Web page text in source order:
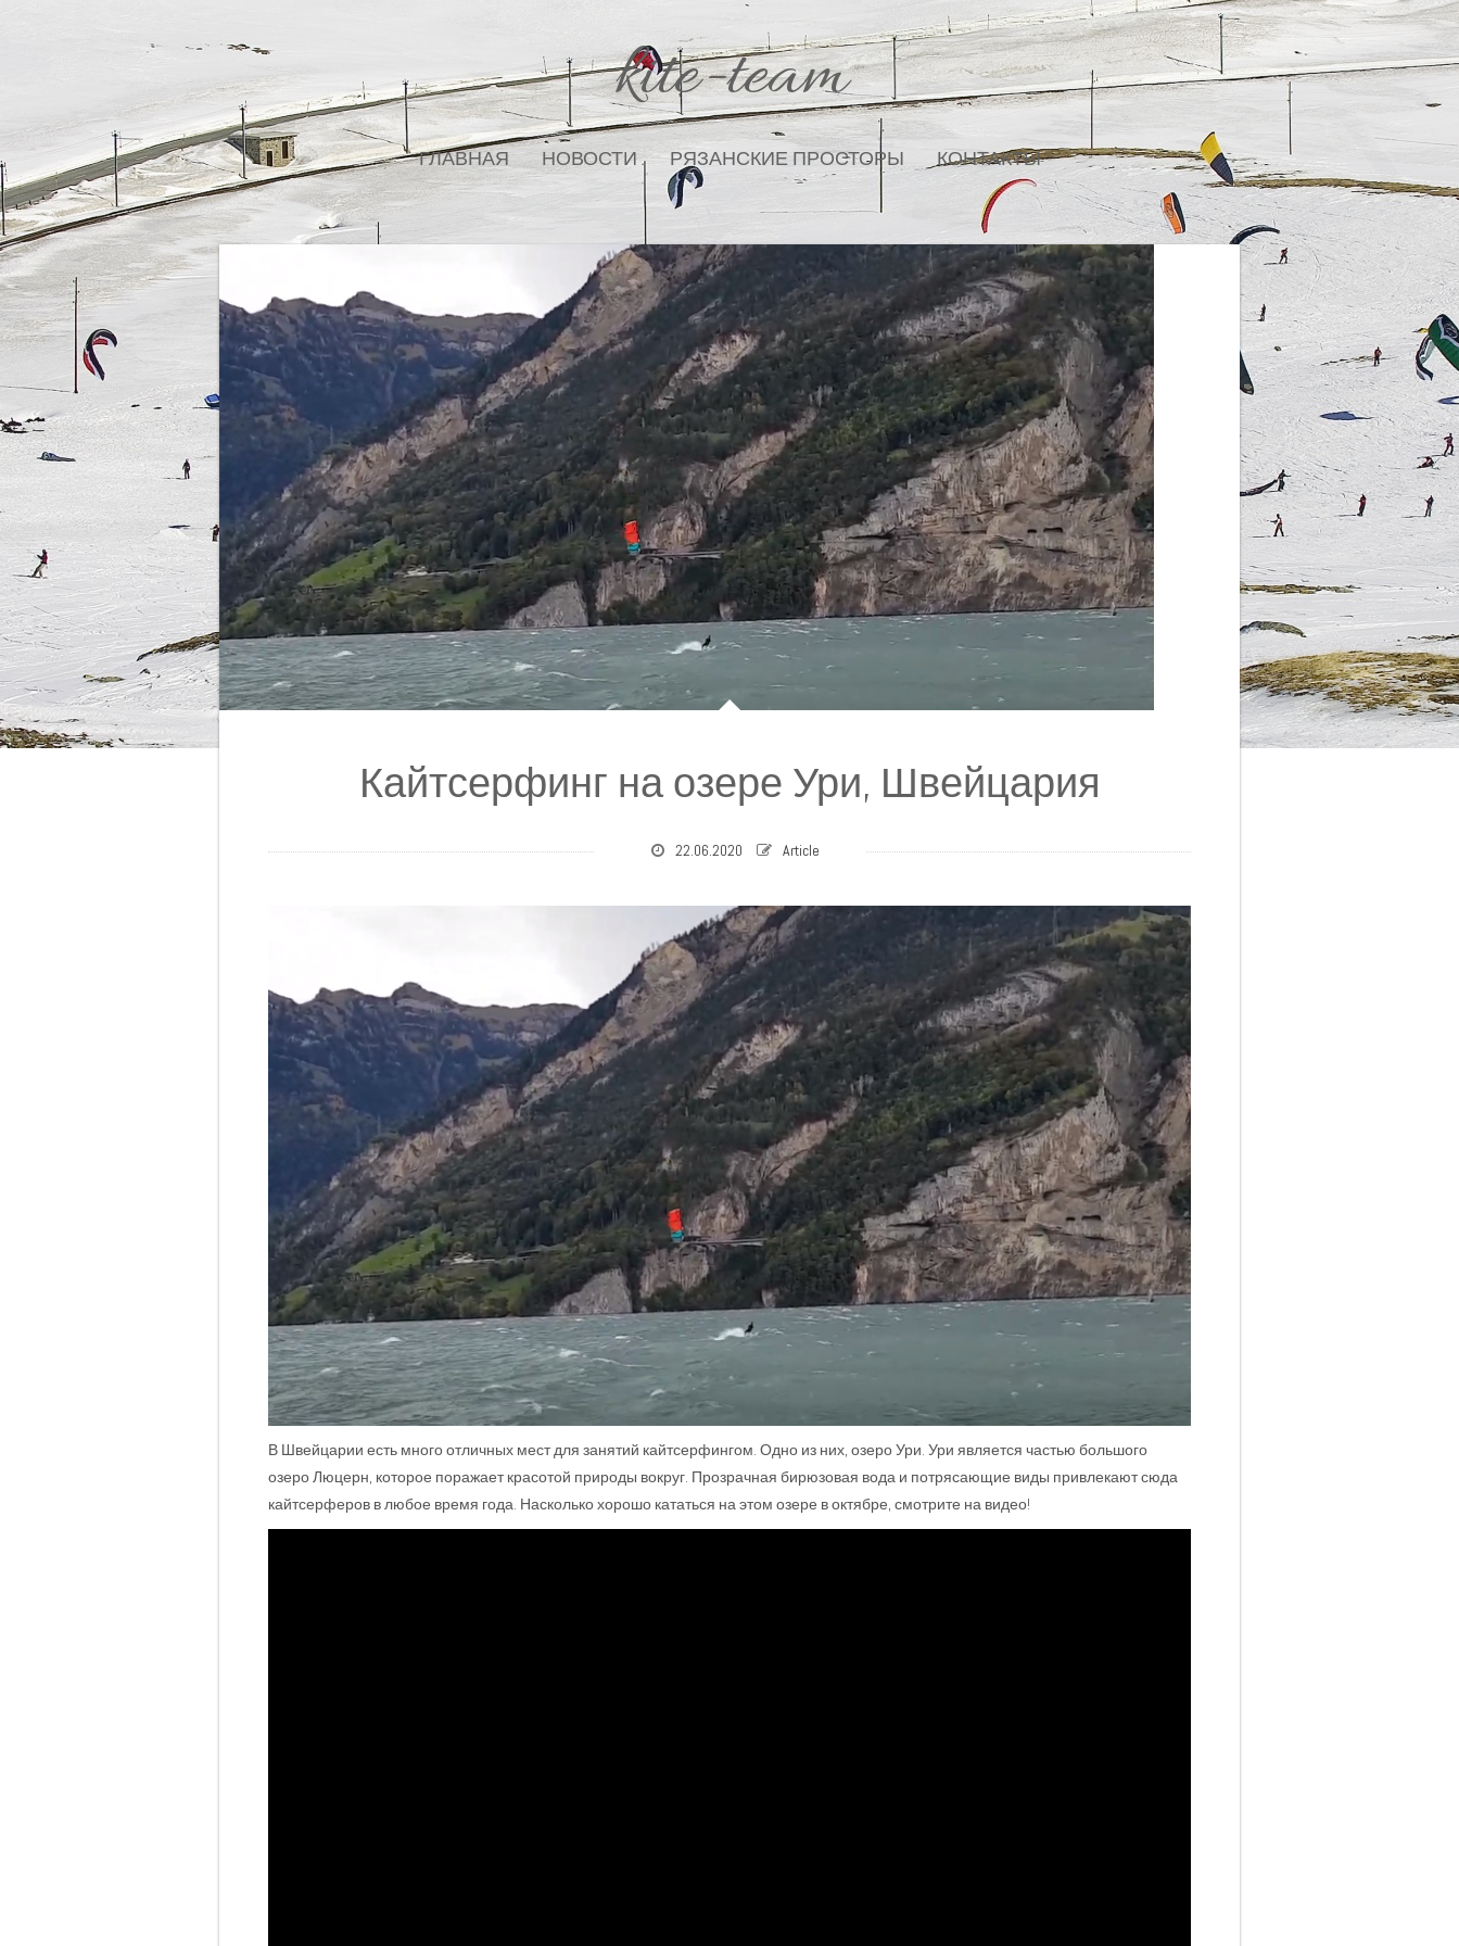
kite-team
ГЛАВНАЯ НОВОСТИ РЯЗАНСКИЕ ПРОСТОРЫ КОНТАКТЫ
Кайтсерфинг на озере Ури, Швейцария
22.06.2020 Article
В Швейцарии есть много отличных мест для занятий кайтсерфингом. Одно из них, озеро Ури. Ури является частью большого
озеро Люцерн, которое поражает красотой природы вокруг. Прозрачная бирюзовая вода и потрясающие виды привлекают сюда
кайтсерферов в любое время года. Насколько хорошо кататься на этом озере в октябре, смотрите на видео!